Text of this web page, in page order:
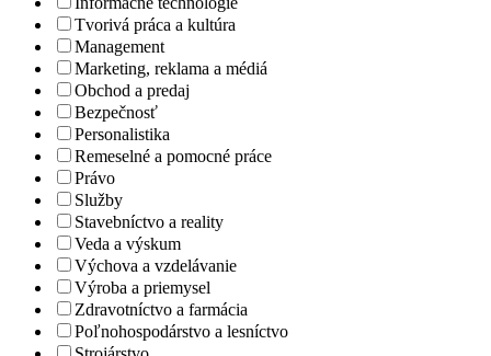
Tvorivá práca a kultúra
Management
Marketing, reklama a médiá
Obchod a predaj
Bezpečnosť
Personalistika
Remeselné a pomocné práce
Právo
Služby
Stavebníctvo a reality
Veda a výskum
Výchova a vzdelávanie
Výroba a priemysel
Zdravotníctvo a farmácia
Poľnohospodárstvo a lesníctvo